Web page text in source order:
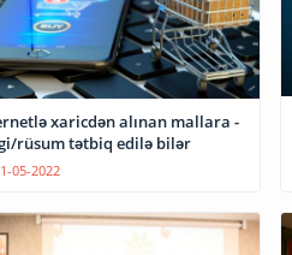
xaricdən alınan mallara -
rüsum tətbiq edilə bilər
05-2022